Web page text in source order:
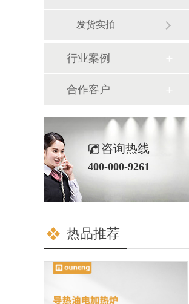
发货实拍
行业案例
合作客户
咨询热线
400-000-9261
热品推荐